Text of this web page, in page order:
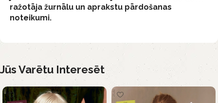
ražotāja žurnālu un aprakstu pārdošanas
noteikumi.
Jūs Varētu Interesēt